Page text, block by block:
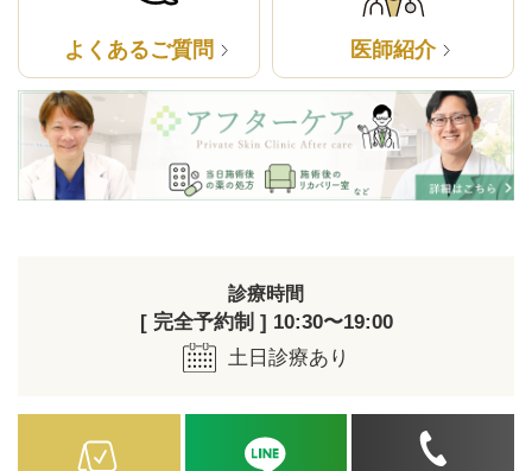
よくあるご質問 医師紹介
診療時間
[ 完全予約制 ] 10:30〜19:00
土日診療あり